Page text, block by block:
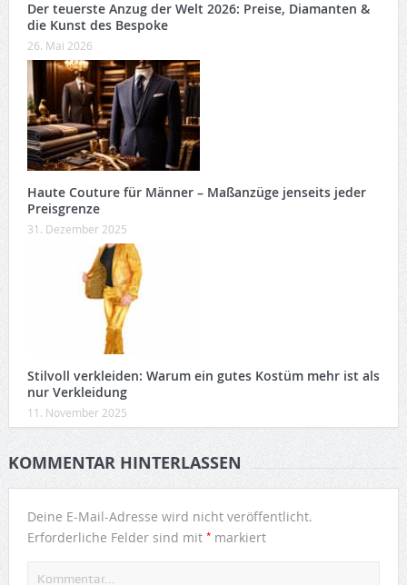
Der teuerste Anzug der Welt 2026: Preise, Diamanten &
die Kunst des Bespoke
26. Mai 2026
Haute Couture für Männer – Maßanzüge jenseits jeder
Preisgrenze
31. Dezember 2025
Stilvoll verkleiden: Warum ein gutes Kostüm mehr ist als
nur Verkleidung
11. November 2025
KOMMENTAR HINTERLASSEN
Deine E-Mail-Adresse wird nicht veröffentlicht.
Erforderliche Felder sind mit *markiert